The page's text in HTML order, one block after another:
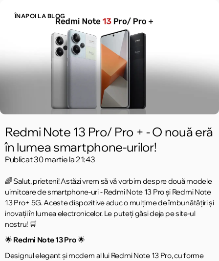
ÎNAPOI LA BLOG
Redmi Note 13 Pro/ Pro + - O nouă eră
în lumea smartphone-urilor!
Publicat30 martie la 21:43
🌈 Salut, prieteni! Astăzi vrem să vă vorbim despre două modele
uimitoare de smartphone-uri - Redmi Note 13 Pro și Redmi Note
13 Pro+ 5G. Aceste dispozitive aduc o mulțime de îmbunătățiri și
inovații în lumea electronicelor. Le puteți găsi deja pe site-ul
nostru! 🛒
🌟 Redmi Note 13 Pro🌟
Designul elegant și modern al lui Redmi Note 13 Pro, cu forme